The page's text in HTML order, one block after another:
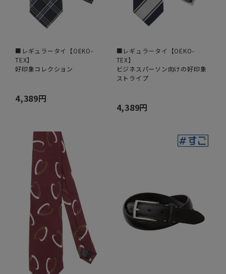
■レギュラータイ【OEKO-
TEX】
好印象コレクション
4,389円
■レギュラータイ【OEKO-
TEX】
ビジネスパーソン向けの好印象
ストライプ
4,389円